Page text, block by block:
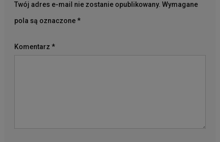
Twój adres e-mail nie zostanie opublikowany. Wymagane
pola są oznaczone*
Komentarz *